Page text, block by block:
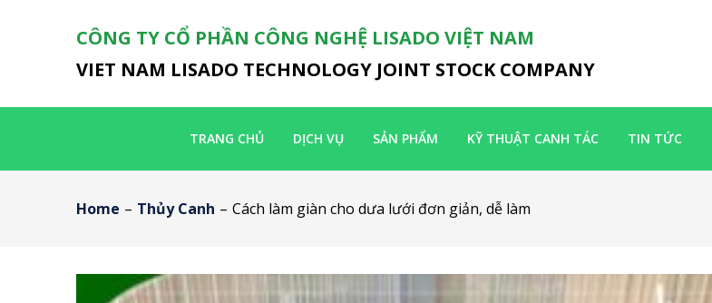
CÔNG TY CỔ PHẦN CÔNG NGHỆ LISADO VIỆT NAM
VIET NAM LISADO TECHNOLOGY JOINT STOCK COMPANY
TRANG CHỦ DỊCH VỤ SẢN PHẨM KỸ THUẬT CANH TÁC TIN TỨC
Home – Thủy Canh – Cách làm giàn cho dưa lưới đơn giản, dễ làm